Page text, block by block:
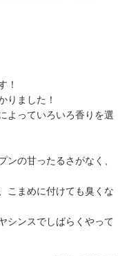
！
りました！
よっていろいろ香りを選
ンの甘ったるさがなく、
こまめに付けても臭くな
シンスでしばらくやって